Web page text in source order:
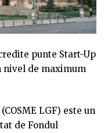
punte Start-Up
nivel de maximum
LGF) este un
de Fondul